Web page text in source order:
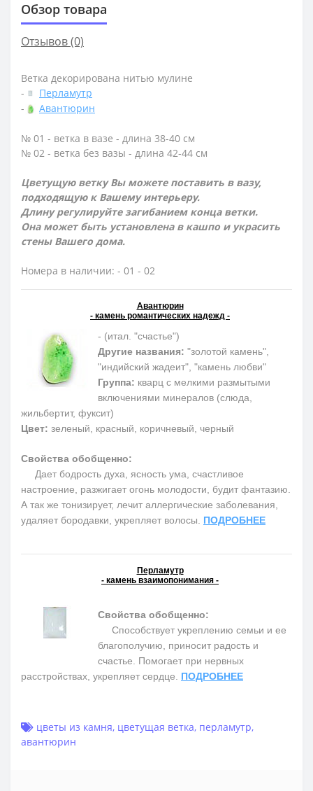
Обзор товара
Отзывов (0)
Ветка декорирована нитью мулине
-
Перламутр
-
Авантюрин
№ 01 - ветка в вазе - длина 38-40 см
№ 02 - ветка без вазы - длина 42-44 см
Цветущую ветку Вы можете поставить в вазу,
подходящую к Вашему интерьеру.
Длину регулируйте загибанием конца ветки.
Она может быть установлена в кашпо и украсить
стены Вашего дома.
Номера в наличии: - 01 - 02
Авантюрин
- камень романтических надежд -
- (итал. "счастье")
Другие названия: "золотой камень",
"индийский жадеит", "камень любви"
Группа: кварц с мелкими размытыми
включениями минералов (слюда,
жильбертит, фуксит)
Цвет: зеленый, красный, коричневый, черный
Свойства обобщенно:
Дает бодрость духа, ясность ума, счастливое
настроение, разжигает огонь молодости, будит фантазию.
А так же тонизирует, лечит аллергические заболевания,
удаляет бородавки, укрепляет волосы. ПОДРОБНЕЕ
Перламутр
- камень взаимопонимания -
Свойства обобщенно:
Способствует укреплению семьи и ее
благополучию, приносит радость и
счастье. Помогает при нервных
расстройствах, укрепляет сердце. ПОДРОБНЕЕ
цветы из камня, цветущая ветка, перламутр,
авантюрин